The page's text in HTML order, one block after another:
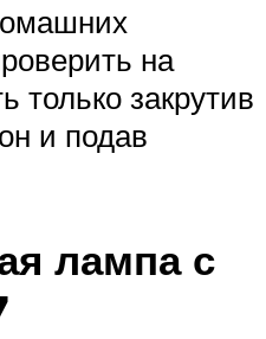
на
только закрутив
и подав
лампа с